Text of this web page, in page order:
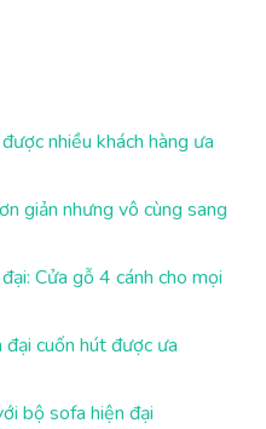
nhiều khách hàng ưa
giản nhưng vô cùng sang
Cửa gỗ 4 cánh cho mọi
cuốn hút được ưa
bộ sofa hiện đại